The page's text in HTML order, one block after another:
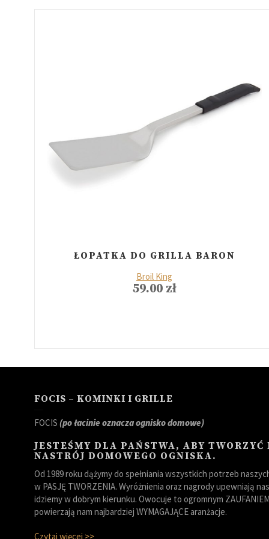
ŁOPATKA DO GRILLA BARON
Broil King
59.00 zł
FOCIS – KOMINKI I GRILLE
FOCIS (po łacinie oznacza ognisko domowe)
JESTEŚMY DLA PAŃSTWA, ABY
NASTRÓJ DOMOWEGO OGNISKA.
Od 1989 roku dążymy do spełniania wszystkich potrzeb
w PASJĘ TWORZENIA. Wyróżnienia oraz nagrody upewniają
idziemy w dobrym kierunku. Owocuje to ogromnym
powierzają nam najbardziej WYMAGAJĄCE aranżacje.
Czytaj więcej >>